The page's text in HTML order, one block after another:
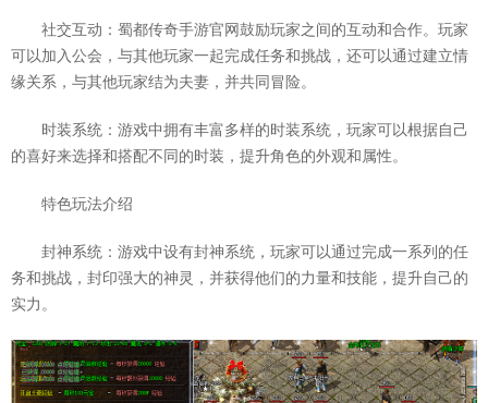
社交互动：蜀都传奇手游官网鼓励玩家之间的互动和合作。玩家
可以加入公会，与其他玩家一起完成任务和挑战，还可以通过建立情
缘关系，与其他玩家结为夫妻，并共同冒险。
时装系统：游戏中拥有丰富多样的时装系统，玩家可以根据自己
的喜好来选择和搭配不同的时装，提升角色的外观和属性。
特色玩法介绍
封神系统：游戏中设有封神系统，玩家可以通过完成一系列的任
务和挑战，封印强大的神灵，并获得他们的力量和技能，提升自己的
实力。